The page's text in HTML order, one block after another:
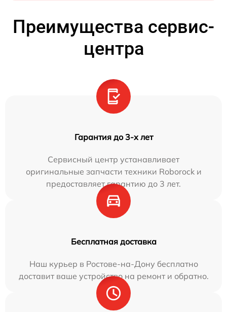
Преимущества сервис-
центра
Гарантия до 3-х лет
Сервисный центр устанавливает
оригинальные запчасти техники Roborock и
предоставляет гарантию до 3 лет.
Бесплатная доставка
Наш курьер в Ростове-на-Дону бесплатно
доставит ваше устройство на ремонт и обратно.